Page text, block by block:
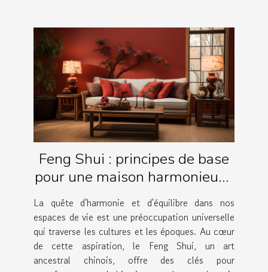
Feng Shui : principes de base
pour une maison harmonieuse
et équilibrée
La quête d'harmonie et d'équilibre dans nos
espaces de vie est une préoccupation universelle
qui traverse les cultures et les époques. Au cœur
de cette aspiration, le Feng Shui, un art
ancestral chinois, offre des clés pour